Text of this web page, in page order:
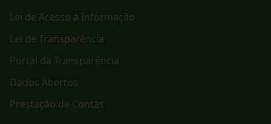
Lei de Acesso à Informação
Lei de Transparência
Portal da Transparência
Dados Abertos
Prestação de Contas